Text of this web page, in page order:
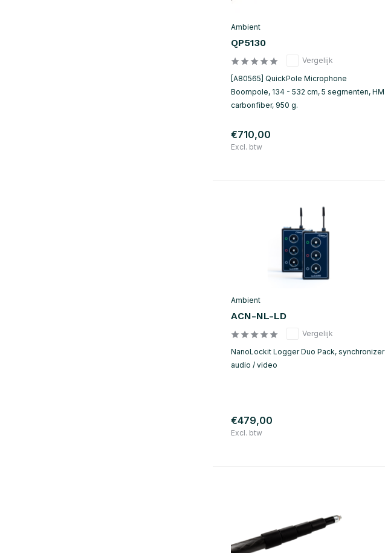
Ambient
QP5130
Vergelijk
[A80565] QuickPole Microphone
Boompole, 134 - 532 cm, 5 segmenten, HM
carbonfiber, 950 g.
€710,00
Excl. btw
Ambient
ACN-NL-LD
Vergelijk
NanoLockit Logger Duo Pack, synchronizer
audio / video
€479,00
Excl. btw